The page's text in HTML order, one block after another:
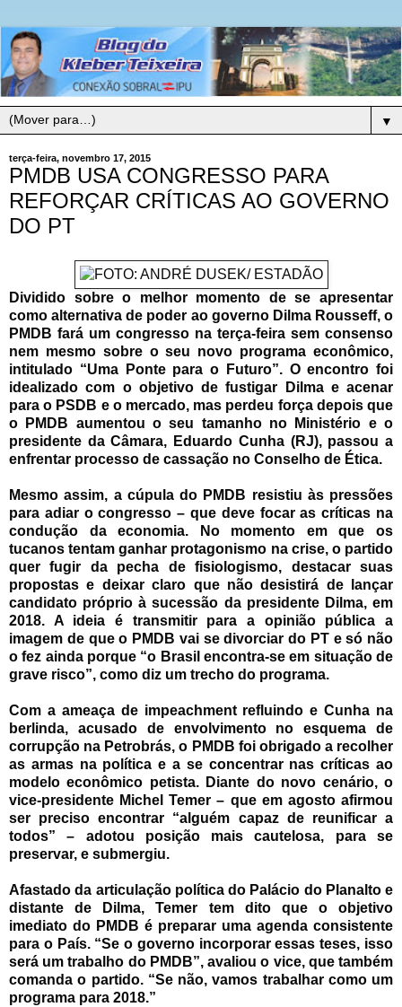
▼
terça-feira, novembro 17, 2015
PMDB USA CONGRESSO PARA
REFORÇAR CRÍTICAS AO GOVERNO
DO PT
Dividido sobre o melhor momento de se apresentar
como alternativa de poder ao governo Dilma Rousseff, o
PMDB fará um congresso na terça-feira sem consenso
nem mesmo sobre o seu novo programa econômico,
intitulado “Uma Ponte para o Futuro”. O encontro foi
idealizado com o objetivo de fustigar Dilma e acenar
para o PSDB e o mercado, mas perdeu força depois que
o PMDB aumentou o seu tamanho no Ministério e o
presidente da Câmara, Eduardo Cunha (RJ), passou a
enfrentar processo de cassação no Conselho de Ética.
Mesmo assim, a cúpula do PMDB resistiu às pressões
para adiar o congresso – que deve focar as críticas na
condução da economia. No momento em que os
tucanos tentam ganhar protagonismo na crise, o partido
quer fugir da pecha de fisiologismo, destacar suas
propostas e deixar claro que não desistirá de lançar
candidato próprio à sucessão da presidente Dilma, em
2018. A ideia é transmitir para a opinião pública a
imagem de que o PMDB vai se divorciar do PT e só não
o fez ainda porque “o Brasil encontra-se em situação de
grave risco”, como diz um trecho do programa.
Com a ameaça de impeachment refluindo e Cunha na
berlinda, acusado de envolvimento no esquema de
corrupção na Petrobrás, o PMDB foi obrigado a recolher
as armas na política e a se concentrar nas críticas ao
modelo econômico petista. Diante do novo cenário, o
vice-presidente Michel Temer – que em agosto afirmou
ser preciso encontrar “alguém capaz de reunificar a
todos” – adotou posição mais cautelosa, para se
preservar, e submergiu.
Afastado da articulação política do Palácio do Planalto e
distante de Dilma, Temer tem dito que o objetivo
imediato do PMDB é preparar uma agenda consistente
para o País. “Se o governo incorporar essas teses, isso
será um trabalho do PMDB”, avaliou o vice, que também
comanda o partido. “Se não, vamos trabalhar como um
programa para 2018.”